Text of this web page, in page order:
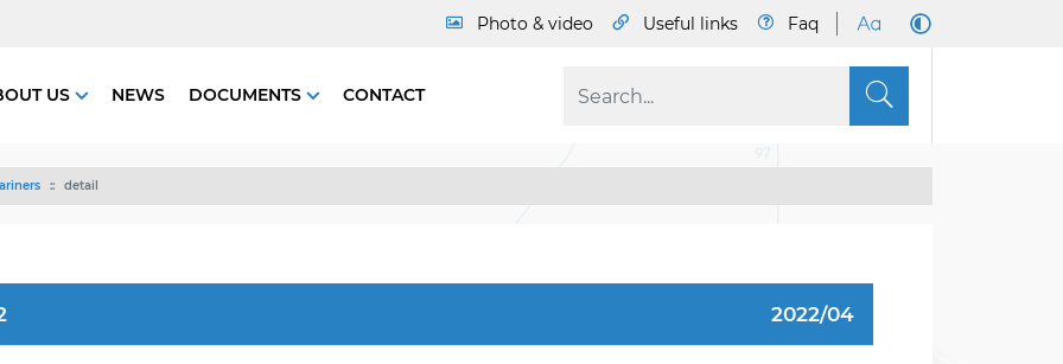
Photo & video Useful links Faq
US NEWS DOCUMENTS CONTACT S
detail
2022/04